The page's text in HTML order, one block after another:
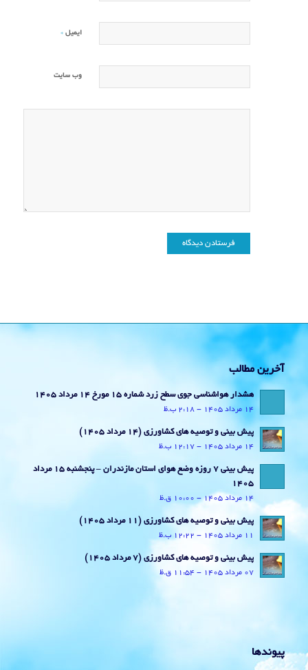
ایمیل *
وب‌ سایت
آخرین مطالب
هشدار هواشناسی جوی سطح زرد شماره 15 مورخ 14 مرداد 1405
14 مرداد 1405 - 2:18 ب.ظ
پیش بینی و توصیه های کشاورزی (14 مرداد ۱۴۰۵)
14 مرداد 1405 - 12:17 ب.ظ
پیش بینی 7 روزه وضع هوای استان مازندران – پنجشنبه 15 مرداد
1405
14 مرداد 1405 - 10:00 ق.ظ
پیش بینی و توصیه های کشاورزی (11 مرداد ۱۴۰۵)
11 مرداد 1405 - 12:22 ب.ظ
پیش بینی و توصیه های کشاورزی (7 مرداد ۱۴۰۵)
07 مرداد 1405 - 11:54 ق.ظ
پیوندها